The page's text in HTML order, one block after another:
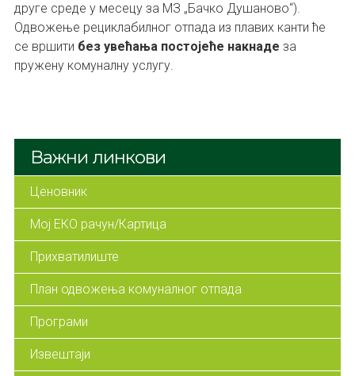
друге среде у месецу за МЗ „Бачко Душаново“).
Одвожење рециклабилног отпада из плавих канти ће
се вршити без увећања постојеће накнаде за
пружену комуналну услугу.
Важни линкови
Ценовник
Мој ЕКО рачун/Картица
Прихватилиште
План одвожења комуналног отпада
Програми
Извештаји